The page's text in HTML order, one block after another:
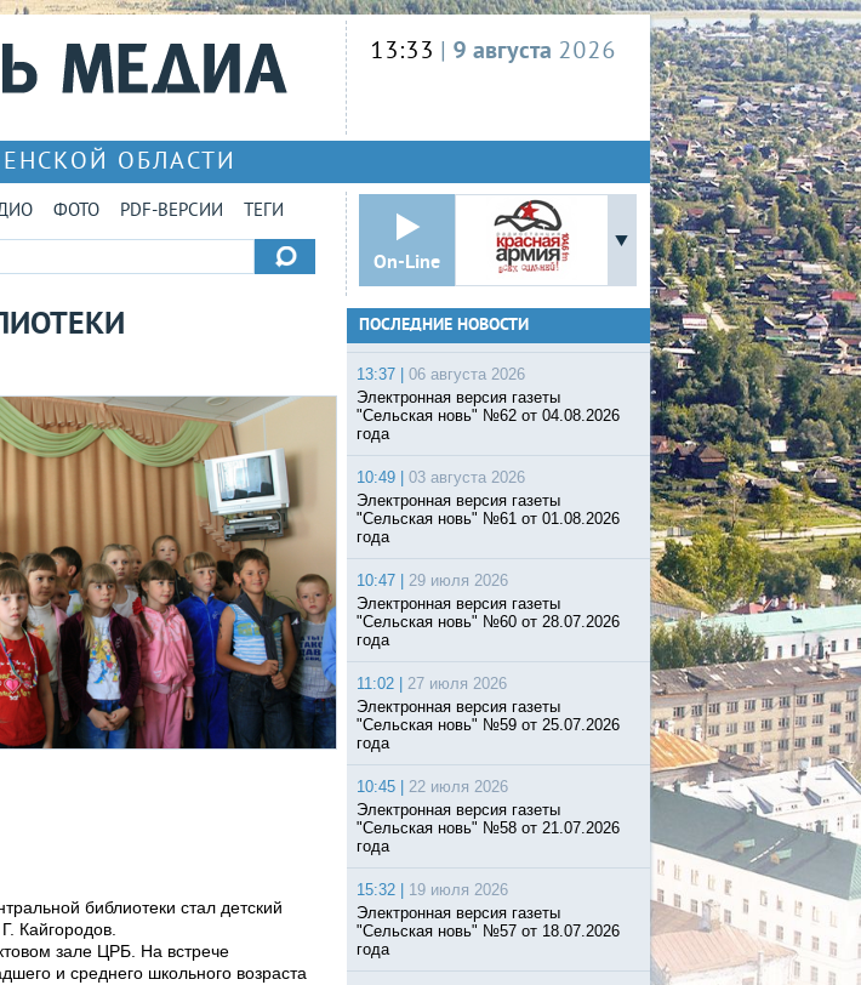
13:33 | 9 августа 2026
ОБЛАСТИ
ФОТО PDF-ВЕРСИИ ТЕГИ
On-Line
библиотеки стал детский
Кайгородов.
зале ЦРБ. На встрече
и среднего школьного возраста
ПОСЛЕДНИЕ НОВОСТИ
13:37 |
06 августа 2026
Электронная версия газеты
"Сельская новь" №62 от 04.08.2026
года
10:49 |
03 августа 2026
Электронная версия газеты
"Сельская новь" №61 от 01.08.2026
года
10:47 |
29 июля 2026
Электронная версия газеты
"Сельская новь" №60 от 28.07.2026
года
11:02 |
27 июля 2026
Электронная версия газеты
"Сельская новь" №59 от 25.07.2026
года
10:45 |
22 июля 2026
Электронная версия газеты
"Сельская новь" №58 от 21.07.2026
года
15:32 |
19 июля 2026
Электронная версия газеты
"Сельская новь" №57 от 18.07.2026
года